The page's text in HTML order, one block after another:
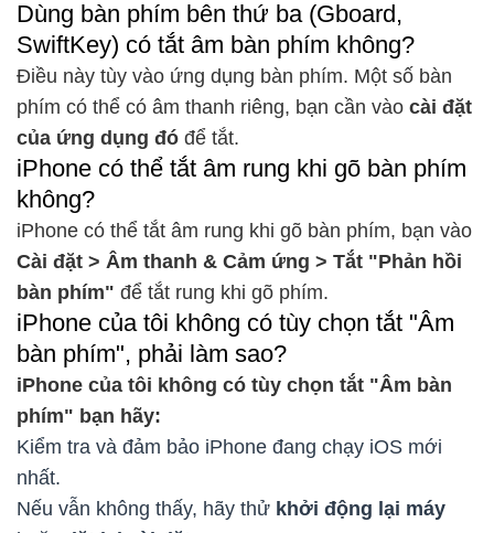
Dùng bàn phím bên thứ ba (Gboard,
SwiftKey) có tắt âm bàn phím không?
Điều này tùy vào ứng dụng bàn phím. Một số bàn
phím có thể có âm thanh riêng, bạn cần vào cài đặt
của ứng dụng đó để tắt.
iPhone có thể tắt âm rung khi gõ bàn phím
không?
iPhone có thể tắt âm rung khi gõ bàn phím, bạn vào
Cài đặt > Âm thanh & Cảm ứng > Tắt "Phản hồi
bàn phím" để tắt rung khi gõ phím.
iPhone của tôi không có tùy chọn tắt "Âm
bàn phím", phải làm sao?
iPhone của tôi không có tùy chọn tắt "Âm bàn
phím" bạn hãy:
Kiểm tra và đảm bảo iPhone đang chạy iOS mới
nhất.
Nếu vẫn không thấy, hãy thử khởi động lại máy